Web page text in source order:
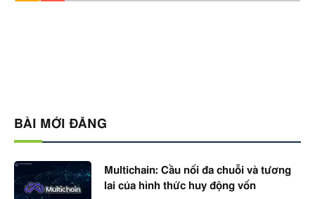
BÀI MỚI ĐĂNG
Multichain: Cầu nối đa chuỗi và tương
lai của hình thức huy động vốn